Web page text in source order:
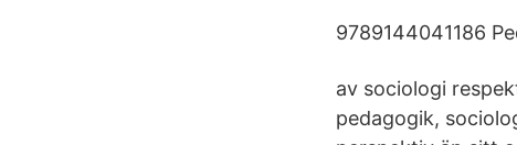
9789144041186
av sociologi
pedagogik,